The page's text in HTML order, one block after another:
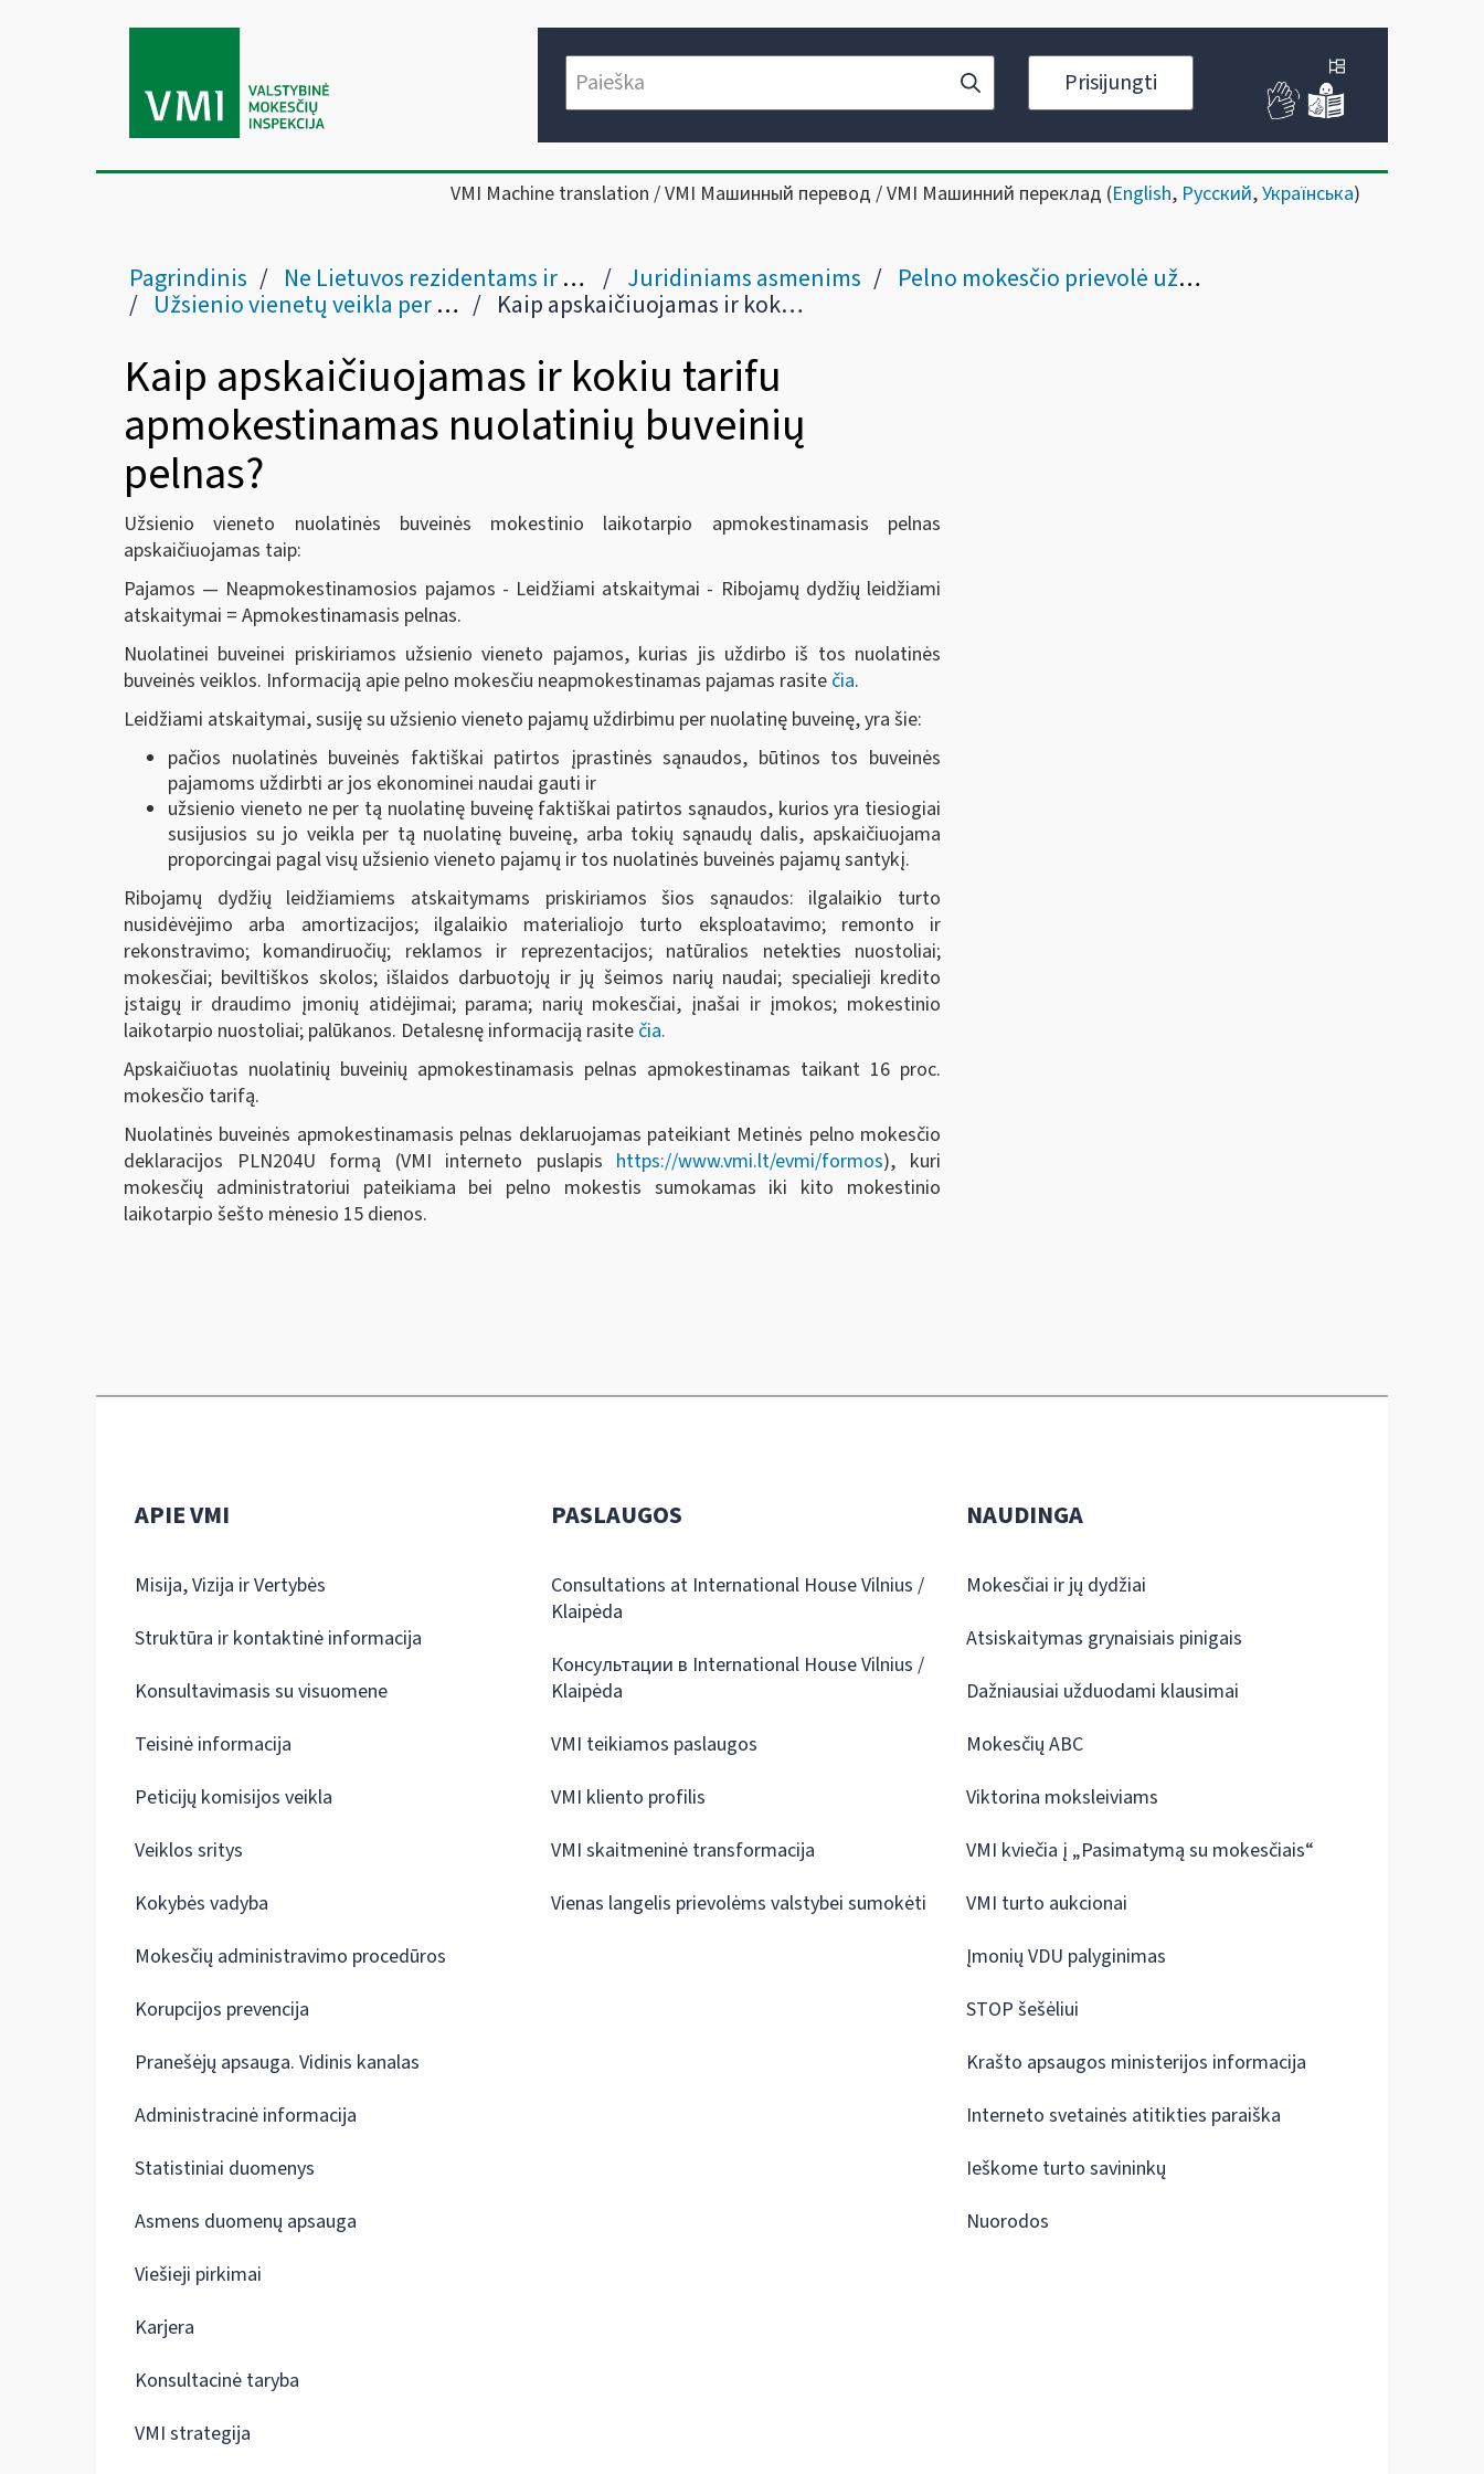
Prisijungti
VMI Machine translation / VMI Машинный перевод / VMI Машинний переклад (English, Русский,Українська)
Pagrindinis Ne Lietuvos rezidentams ir grįžtantiems į Lietuvą Juridiniams asmenims Pelno mokesčio prievolė užsienio juridiniams asmenims
Užsienio vienetų veikla per nuolatines buveines Kaip apskaičiuojamas ir kokiu tarifu apmokestinamas nuolatinių buveinių pelnas?
Kaip apskaičiuojamas ir kokiu tarifu
apmokestinamas nuolatinių buveinių
pelnas?
Užsienio vieneto nuolatinės buveinės mokestinio laikotarpio apmokestinamasis pelnas
apskaičiuojamas taip:
Pajamos — Neapmokestinamosios pajamos - Leidžiami atskaitymai - Ribojamų dydžių leidžiami
atskaitymai = Apmokestinamasis pelnas.
Nuolatinei buveinei priskiriamos užsienio vieneto pajamos, kurias jis uždirbo iš tos nuolatinės
buveinės veiklos. Informaciją apie pelno mokesčiu neapmokestinamas pajamas rasite čia.
Leidžiami atskaitymai, susiję su užsienio vieneto pajamų uždirbimu per nuolatinę buveinę, yra šie:
pačios nuolatinės buveinės faktiškai patirtos įprastinės sąnaudos, būtinos tos buveinės
pajamoms uždirbti ar jos ekonominei naudai gauti ir
užsienio vieneto ne per tą nuolatinę buveinę faktiškai patirtos sąnaudos, kurios yra tiesiogiai
susijusios su jo veikla per tą nuolatinę buveinę, arba tokių sąnaudų dalis, apskaičiuojama
proporcingai pagal visų užsienio vieneto pajamų ir tos nuolatinės buveinės pajamų santykį.
Ribojamų dydžių leidžiamiems atskaitymams priskiriamos šios sąnaudos: ilgalaikio turto
nusidėvėjimo arba amortizacijos; ilgalaikio materialiojo turto eksploatavimo; remonto ir
rekonstravimo; komandiruočių; reklamos ir reprezentacijos; natūralios netekties nuostoliai;
mokesčiai; beviltiškos skolos; išlaidos darbuotojų ir jų šeimos narių naudai; specialieji kredito
įstaigų ir draudimo įmonių atidėjimai; parama; narių mokesčiai, įnašai ir įmokos; mokestinio
laikotarpio nuostoliai; palūkanos. Detalesnę informaciją rasite čia.
Apskaičiuotas nuolatinių buveinių apmokestinamasis pelnas apmokestinamas taikant 16 proc.
mokesčio tarifą.
Nuolatinės buveinės apmokestinamasis pelnas deklaruojamas pateikiant Metinės pelno mokesčio
deklaracijos PLN204U formą (VMI interneto puslapis https://www.vmi.lt/evmi/formos), kuri
mokesčių administratoriui pateikiama bei pelno mokestis sumokamas iki kito mokestinio
laikotarpio šešto mėnesio 15 dienos.
APIE VMI
Misija, Vizija ir Vertybės
Struktūra ir kontaktinė informacija
Konsultavimasis su visuomene
Teisinė informacija
Peticijų komisijos veikla
Veiklos sritys
Kokybės vadyba
Mokesčių administravimo procedūros
Korupcijos prevencija
Pranešėjų apsauga. Vidinis kanalas
Administracinė informacija
Statistiniai duomenys
Asmens duomenų apsauga
Viešieji pirkimai
Karjera
Konsultacinė taryba
VMI strategija
PASLAUGOS
Consultations at International House Vilnius /
Klaipėda
Консультации в International House Vilnius /
Klaipėda
VMI teikiamos paslaugos
VMI kliento profilis
VMI skaitmeninė transformacija
Vienas langelis prievolėms valstybei sumokėti
NAUDINGA
Mokesčiai ir jų dydžiai
Atsiskaitymas grynaisiais pinigais
Dažniausiai užduodami klausimai
Mokesčių ABC
Viktorina moksleiviams
VMI kviečia į „Pasimatymą su mokesčiais“
VMI turto aukcionai
Įmonių VDU palyginimas
STOP šešėliui
Krašto apsaugos ministerijos informacija
Interneto svetainės atitikties paraiška
Ieškome turto savininkų
Nuorodos